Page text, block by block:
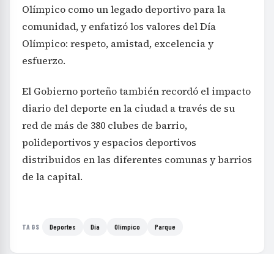
Olímpico como un legado deportivo para la
comunidad, y enfatizó los valores del Día
Olímpico: respeto, amistad, excelencia y
esfuerzo.
El Gobierno porteño también recordó el impacto
diario del deporte en la ciudad a través de su
red de más de 380 clubes de barrio,
polideportivos y espacios deportivos
distribuidos en las diferentes comunas y barrios
de la capital.
TAGS Deportes Día Olímpico Parque